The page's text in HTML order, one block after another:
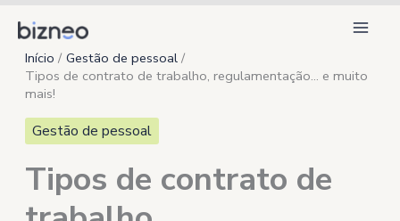
para
conteúdo
Início
Gestão de pessoal
Tipos de contrato de trabalho, regulamentação… e muito
mais!
Gestão de pessoal
Tipos de contrato de